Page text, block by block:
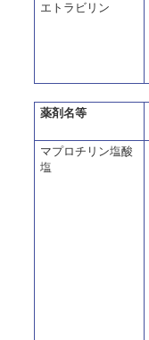
エトラビリン
薬剤名等
マプロチリン塩酸
塩